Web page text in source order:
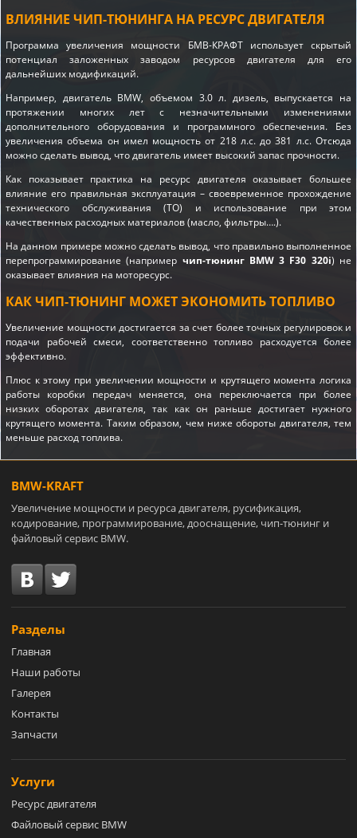
ВЛИЯНИЕ ЧИП-ТЮНИНГА НА РЕСУРС ДВИГАТЕЛЯ
Программа увеличения мощности БМВ-КРАФТ использует скрытый
потенциал заложенных заводом ресурсов двигателя для его
дальнейших модификаций.
Например, двигатель BMW, объемом 3.0 л. дизель, выпускается на
протяжении многих лет с незначительными изменениями
дополнительного оборудования и программного обеспечения. Без
увеличения объема он имел мощность от 218 л.с. до 381 л.с. Отсюда
можно сделать вывод, что двигатель имеет высокий запас прочности.
Как показывает практика на ресурс двигателя оказывает большее
влияние его правильная эксплуатация – своевременное прохождение
технического обслуживания (ТО) и использование при этом
качественных расходных материалов (масло, фильтры….).
На данном примере можно сделать вывод, что правильно выполненное
перепрограммирование (например чип-тюнинг BMW 3 F30 320i) не
оказывает влияния на моторесурс.
КАК ЧИП-ТЮНИНГ МОЖЕТ ЭКОНОМИТЬ ТОПЛИВО
Увеличение мощности достигается за счет более точных регулировок и
подачи рабочей смеси, соответственно топливо расходуется более
эффективно.
Плюс к этому при увеличении мощности и крутящего момента логика
работы коробки передач меняется, она переключается при более
низких оборотах двигателя, так как он раньше достигает нужного
крутящего момента. Таким образом, чем ниже обороты двигателя, тем
меньше расход топлива.
BMW-KRAFT
Увеличение мощности и ресурса двигателя, русификация,
кодирование, программирование, дооснащение, чип-тюнинг и
файловый сервис BMW.
Разделы
Главная
Наши работы
Галерея
Контакты
Запчасти
Услуги
Ресурс двигателя
Файловый сервис BMW